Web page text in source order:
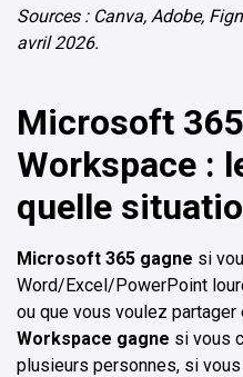
Sources : Canva, Adobe,
avril 2026.
Microsoft
Workspace :
quelle
Microsoft 365 gagne si
Word/Excel/PowerPoint
ou que vous voulez partager
Workspace gagne si vous
plusieurs personnes, si